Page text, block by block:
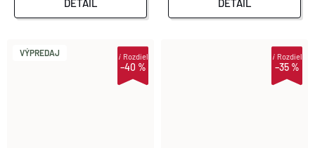
O
V
V
DETAIL DETAIL
VÝPREDAJ
–40 %
iRozdiel
–35 %
iRozdiel